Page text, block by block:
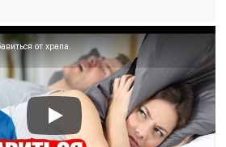
от храпа.